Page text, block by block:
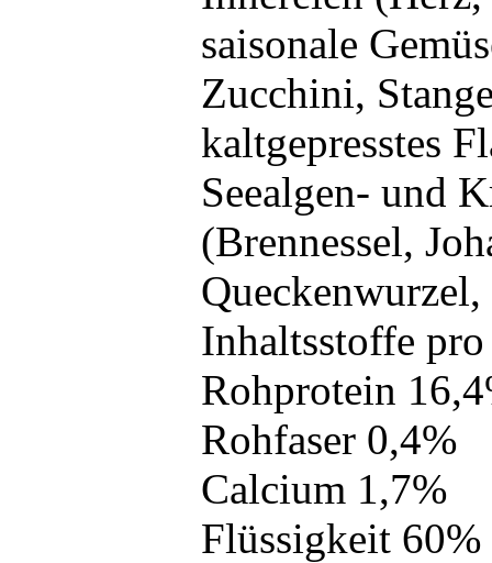
saisonale
Zucchini,
kaltgepresstes
Seealgen- und
(Brennessel,
Inhaltsstoffe
Rohprotein
Rohfaser
Calcium 1,7%
Flüssigkeit 60%